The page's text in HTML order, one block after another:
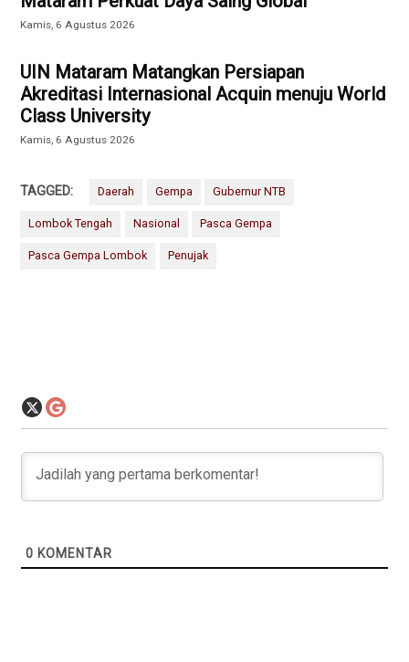
Kamis, 6 Agustus 2026
UIN Mataram Matangkan Persiapan
Akreditasi Internasional Acquin menuju World
Class University
Kamis, 6 Agustus 2026
TAGGED: Daerah Gempa Gubernur NTB
Lombok Tengah Nasional Pasca Gempa
Pasca Gempa Lombok Penujak
0 KOMENTAR